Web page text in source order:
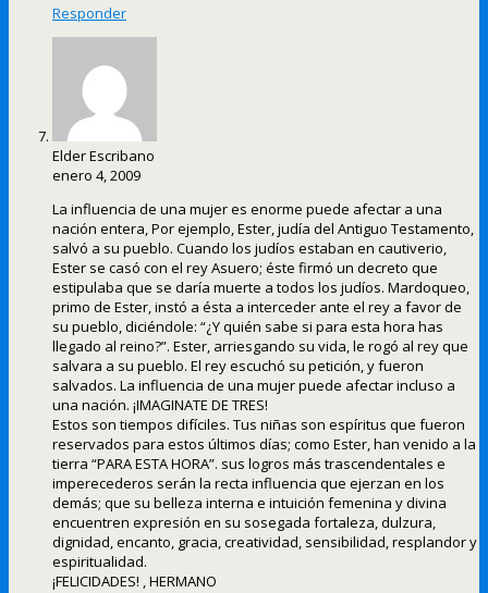
Responder
Elder Escribano
enero 4, 2009
La influencia de una mujer es enorme puede afectar a una
nación entera, Por ejemplo, Ester, judía del Antiguo Testamento,
salvó a su pueblo. Cuando los judíos estaban en cautiverio,
Ester se casó con el rey Asuero; éste firmó un decreto que
estipulaba que se daría muerte a todos los judíos. Mardoqueo,
primo de Ester, instó a ésta a interceder ante el rey a favor de
su pueblo, diciéndole: “¿Y quién sabe si para esta hora has
llegado al reino?”. Ester, arriesgando su vida, le rogó al rey que
salvara a su pueblo. El rey escuchó su petición, y fueron
salvados. La influencia de una mujer puede afectar incluso a
una nación. ¡IMAGINATE DE TRES!
Estos son tiempos difíciles. Tus niñas son espíritus que fueron
reservados para estos últimos días; como Ester, han venido a la
tierra “PARA ESTA HORA”. sus logros más trascendentales e
imperecederos serán la recta influencia que ejerzan en los
demás; que su belleza interna e intuición femenina y divina
encuentren expresión en su sosegada fortaleza, dulzura,
dignidad, encanto, gracia, creatividad, sensibilidad, resplandor y
espiritualidad.
¡FELICIDADES! , HERMANO